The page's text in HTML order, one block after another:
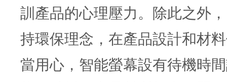
訓產品的心理壓力。除此之外
持環保理念，在產品設計和材
當用心，智能螢幕設有待機時